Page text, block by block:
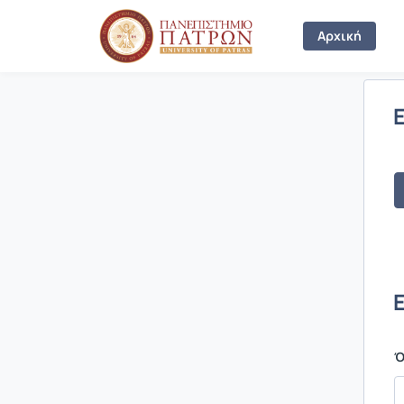
Αρχική
Σύνδεση